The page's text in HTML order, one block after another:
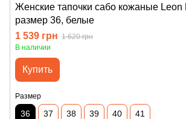
Женские тапочки сабо кожаные Leon
размер 36, белые
1 539 грн 1 620 грн
В наличии
Купить
Размер
36 37 38 39 40 41